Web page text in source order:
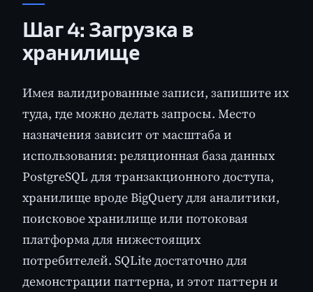
Шаг 4: Загрузка в
хранилище
Имея валидированные записи, запишите их
туда, где можно делать запросы. Место
назначения зависит от масштаба и
использования: реляционная база данных
PostgreSQL для транзакционного доступа,
хранилище вроде BigQuery для аналитики,
поисковое хранилище или потоковая
платформа для нижестоящих
потребителей. SQLite достаточно для
демонстрации паттерна, и этот паттерн и